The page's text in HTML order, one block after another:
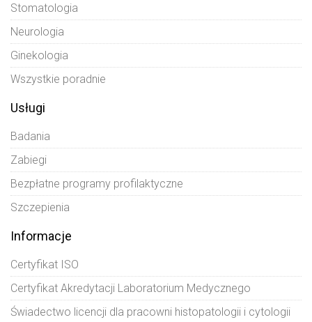
Stomatologia
Neurologia
Ginekologia
Wszystkie poradnie
Usługi
Badania
Zabiegi
Bezpłatne programy profilaktyczne
Szczepienia
Informacje
Certyfikat ISO
Certyfikat Akredytacji Laboratorium Medycznego
Świadectwo licencji dla pracowni histopatologii i cytologii